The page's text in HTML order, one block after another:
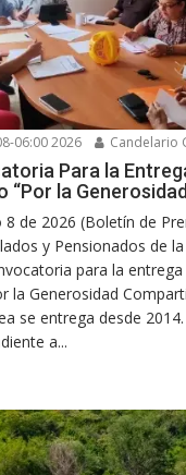
06:00 2026 Candelario
Para la
“Por la
de 2026 (Boletín de
y Pensionados de
para la entrega
la Generosidad
se entrega desde
a...